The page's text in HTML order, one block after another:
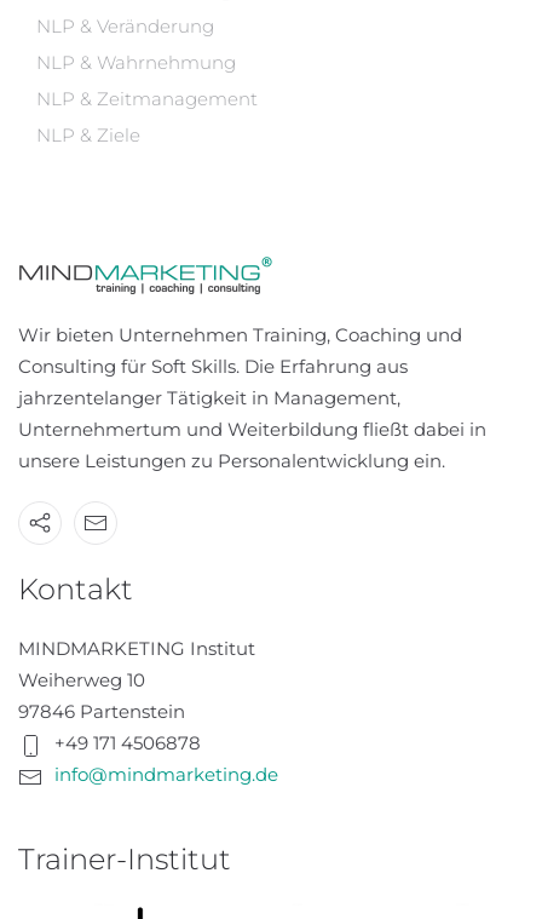
NLP & Veränderung
NLP & Wahrnehmung
NLP & Zeitmanagement
NLP & Ziele
Wir bieten Unternehmen Training, Coaching und
Consulting für Soft Skills. Die Erfahrung aus
jahrzentelanger Tätigkeit in Management,
Unternehmertum und Weiterbildung fließt dabei in
unsere Leistungen zu Personalentwicklung ein.
Kontakt
MINDMARKETING Institut
Weiherweg 10
97846 Partenstein
+49 171 4506878
info@mindmarketing.de
Trainer-Institut